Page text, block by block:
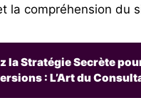
la compréhension du
la Stratégie Secrète
: L’Art du